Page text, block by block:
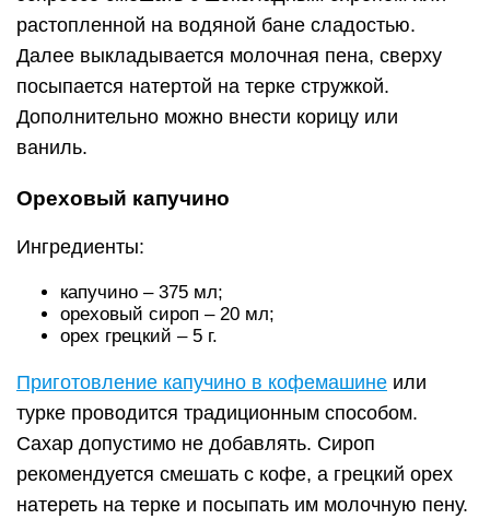
растопленной на водяной бане сладостью.
Далее выкладывается молочная пена, сверху
посыпается натертой на терке стружкой.
Дополнительно можно внести корицу или
ваниль.
Ореховый капучино
Ингредиенты:
капучино – 375 мл;
ореховый сироп – 20 мл;
орех грецкий – 5 г.
Приготовление капучино в кофемашине или
турке проводится традиционным способом.
Сахар допустимо не добавлять. Сироп
рекомендуется смешать с кофе, а грецкий орех
натереть на терке и посыпать им молочную пену.